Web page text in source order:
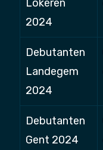
Lokeren
2024
Debutanten
Landegem
2024
Debutanten
Gent 2024